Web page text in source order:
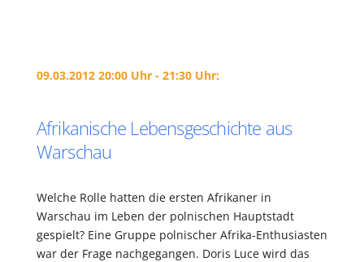
09.03.2012 20:00 Uhr - 21:30 Uhr:
Afrikanische Lebensgeschichte aus
Warschau
Welche Rolle hatten die ersten Afrikaner in
Warschau im Leben der polnischen Hauptstadt
gespielt? Eine Gruppe polnischer Afrika-Enthusiasten
war der Frage nachgegangen. Doris Luce wird das